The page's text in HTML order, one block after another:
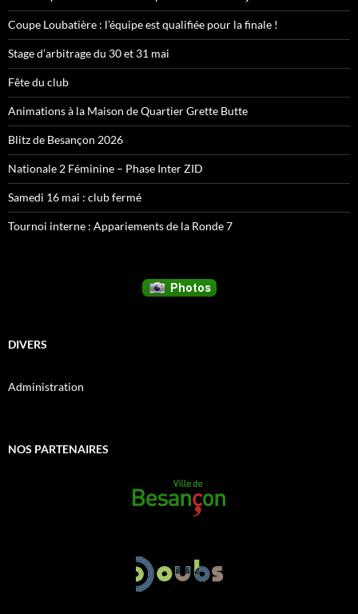
Coupe Loubatière : l’équipe est qualifiée pour la finale !
Stage d’arbitrage du 30 et 31 mai
Fête du club
Animations à la Maison de Quartier Grette Butte
Blitz de Besançon 2026
Nationale 2 Féminine – Phase Inter ZID
Samedi 16 mai : club fermé
Tournoi interne : Appariements de la Ronde 7
DIVERS
Administration
NOS PARTENAIRES